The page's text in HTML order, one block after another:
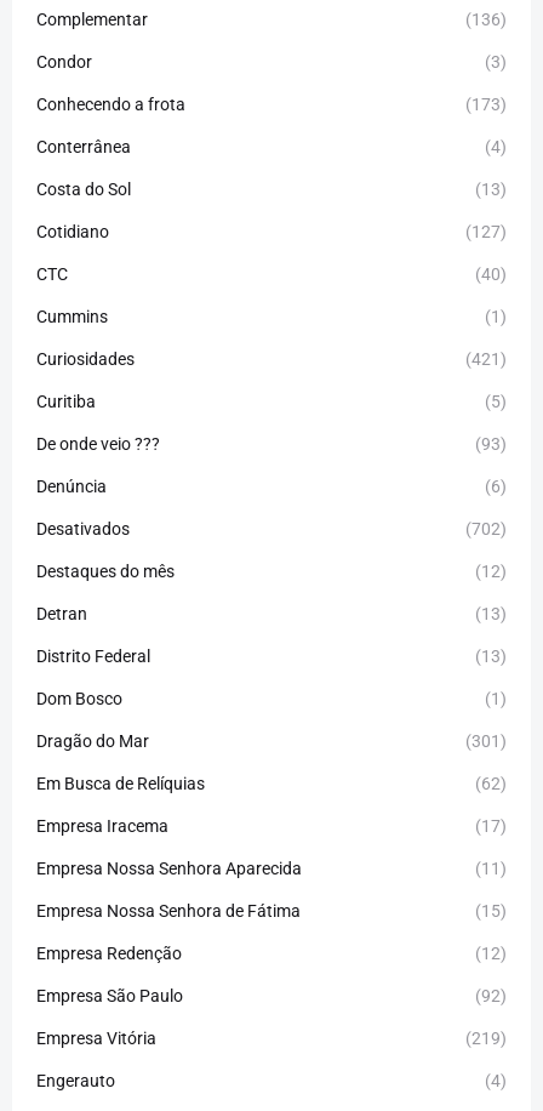
Complementar (136)
Condor (3)
Conhecendo a frota (173)
Conterrânea (4)
Costa do Sol (13)
Cotidiano (127)
CTC (40)
Cummins (1)
Curiosidades (421)
Curitiba (5)
De onde veio ??? (93)
Denúncia (6)
Desativados (702)
Destaques do mês (12)
Detran (13)
Distrito Federal (13)
Dom Bosco (1)
Dragão do Mar (301)
Em Busca de Relíquias (62)
Empresa Iracema (17)
Empresa Nossa Senhora Aparecida (11)
Empresa Nossa Senhora de Fátima (15)
Empresa Redenção (12)
Empresa São Paulo (92)
Empresa Vitória (219)
Engerauto (4)